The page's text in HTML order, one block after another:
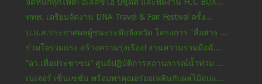
ททท. เตรียมจัดงาน DNA Travel & Fair Festival ครั้ง...
ป.ป.ส.ประกาศผลผู้ชนะระดับจังหวัด โครงการ "สื่อสาร ...
ร่วมใจร่วมแรง สร้างความรุ่งเรือง! งานความร่วมมือฉั...
“อว.เพื่อประชาชน” ศูนย์ปฏิบัติการสถานการณ์น้ำท่วม ...
เนเจอร์ เซ็นเซชั่น พร้อมพาคุณอร่อยเพลินกับผลไม้อบแ...